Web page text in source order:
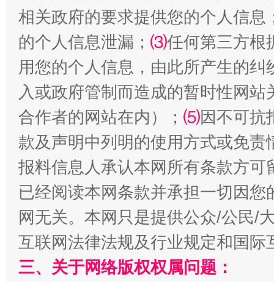
“刷贴”乱象丛生
揭批美国五大"原罪" "炒
相关政府的要求提供您的个人信息
的个人信息泄漏； ⑶任何第三方根
用您的个人信息，由此所产生的纠
入或政府管制而造成的暂时性网
合作者的网站在内）； ⑸因不可抗
款及声明中列明的使用方式或免责
报料信息人承认本网所有条款方
已经阅读本网条款并承担一切因
网无关。本网只是提供公众/公民/
互联网法律法规及行业规定和国
三、关于网络版权权属问题：